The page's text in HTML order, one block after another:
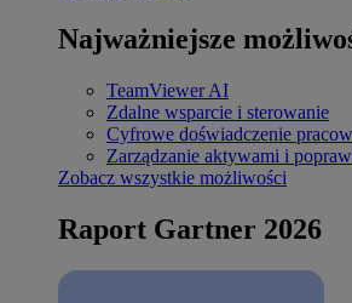
Najważniejsze
TeamViewer AI
Zdalne wsparcie i sterowanie
Cyfrowe doświadczenie
Zarządzanie aktywami i
Zobacz wszystkie możliwości
Raport Gartner 2026